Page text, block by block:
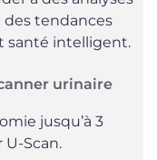
des tendances
santé intelligent.
urinaire
jusqu’à 3
Scan.